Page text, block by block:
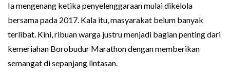
Ia mengenang ketika penyelenggaraan mulai dikelola
bersama pada 2017. Kala itu, masyarakat belum banyak
terlibat. Kini, ribuan warga justru menjadi bagian penting dari
kemeriahan Borobudur Marathon dengan memberikan
semangat di sepanjang lintasan.